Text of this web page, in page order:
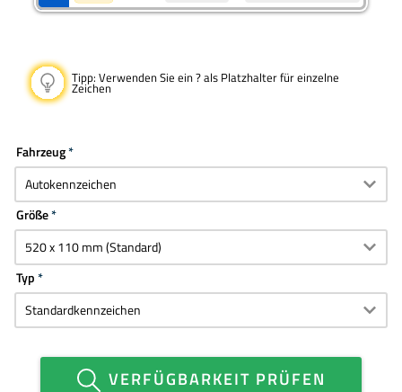
Fahrzeug
Größe
Typ
Tipp: Verwenden Sie ein ? als Platzhalter für einzelne
Zeichen
VERFÜGBARKEIT PRÜFEN